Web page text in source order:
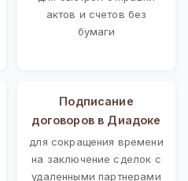
актов и счетов без
бумаги
Подписание
договоров в Диадоке
для сокращения времени
на заключение сделок с
удаленными партнерами